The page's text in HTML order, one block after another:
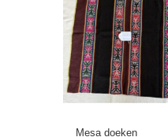
Mesa doeken